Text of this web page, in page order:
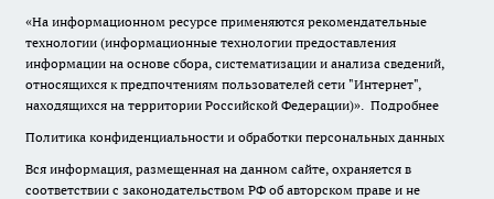
«На информационном ресурсе применяются рекомендательные
технологии (информационные технологии предоставления
информации на основе сбора, систематизации и анализа сведений,
относящихся к предпочтениям пользователей сети "Интернет",
находящихся на территории Российской Федерации)». Подробнее
Политика конфиденциальности и обработки персональных данных
Вся информация, размещенная на данном сайте, охраняется в
соответствии с законодательством РФ об авторском праве и не